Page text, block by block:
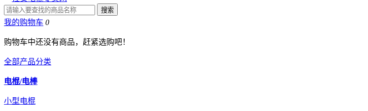
我的购物车 0
购物车中还没有商品，赶紧选购吧！
全部产品分类
电棍/电棒
小型电棍